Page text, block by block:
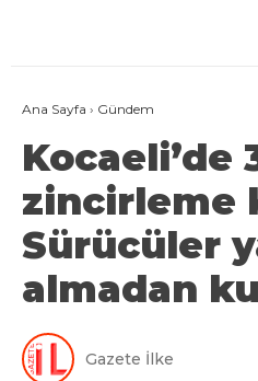
Ana Sayfa › Gündem
Kocaeli’de
zincirleme
Sürücüler
almadan
Gazete İlke